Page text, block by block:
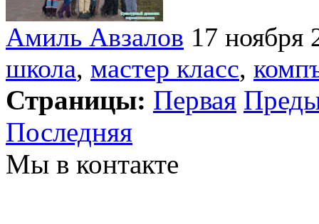
Амиль Авзалов 17 ноября
школа, мастер класс,
Страницы: Первая
Последняя
Мы в контакте